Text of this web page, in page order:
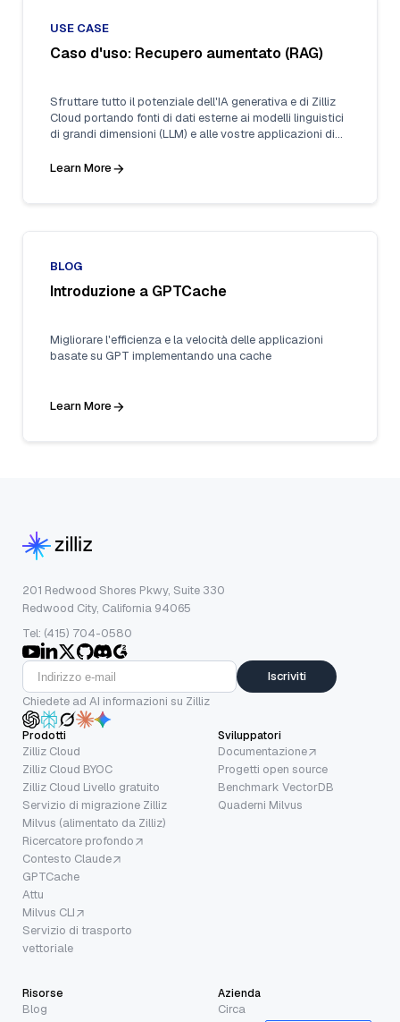
USE CASE
Caso d'uso: Recupero aumentato (RAG)
Sfruttare tutto il potenziale dell'IA generativa e di Zilliz
Cloud portando fonti di dati esterne ai modelli linguistici
di grandi dimensioni (LLM) e alle vostre applicazioni di
Learn More
BLOG
Introduzione a GPTCache
Migliorare l'efficienza e la velocità delle applicazioni
basate su GPT implementando una cache
Learn More
201 Redwood Shores Pkwy, Suite 330
Redwood City, California 94065
Tel: (415) 704-0580
Iscriviti
Chiedete ad AI informazioni su Zilliz
Prodotti
Zilliz Cloud
Zilliz Cloud BYOC
Zilliz Cloud Livello gratuito
Servizio di migrazione Zilliz
Milvus (alimentato da Zilliz)
Ricercatore profondo
Contesto Claude
GPTCache
Attu
Milvus CLI
Servizio di trasporto
vettoriale
Sviluppatori
Documentazione
Progetti open source
Benchmark VectorDB
Quaderni Milvus
Risorse
Blog
Azienda
Circa